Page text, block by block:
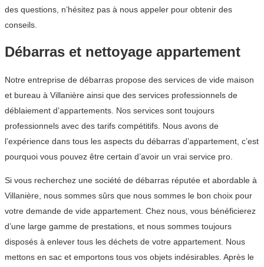
des questions, n’hésitez pas à nous appeler pour obtenir des
conseils.
Débarras et nettoyage appartement
Notre entreprise de débarras propose des services de vide maison
et bureau à Villanière ainsi que des services professionnels de
déblaiement d’appartements. Nos services sont toujours
professionnels avec des tarifs compétitifs. Nous avons de
l’expérience dans tous les aspects du débarras d’appartement, c’est
pourquoi vous pouvez être certain d’avoir un vrai service pro.
Si vous recherchez une société de débarras réputée et abordable à
Villanière, nous sommes sûrs que nous sommes le bon choix pour
votre demande de vide appartement. Chez nous, vous bénéficierez
d’une large gamme de prestations, et nous sommes toujours
disposés à enlever tous les déchets de votre appartement. Nous
mettons en sac et emportons tous vos objets indésirables. Après le